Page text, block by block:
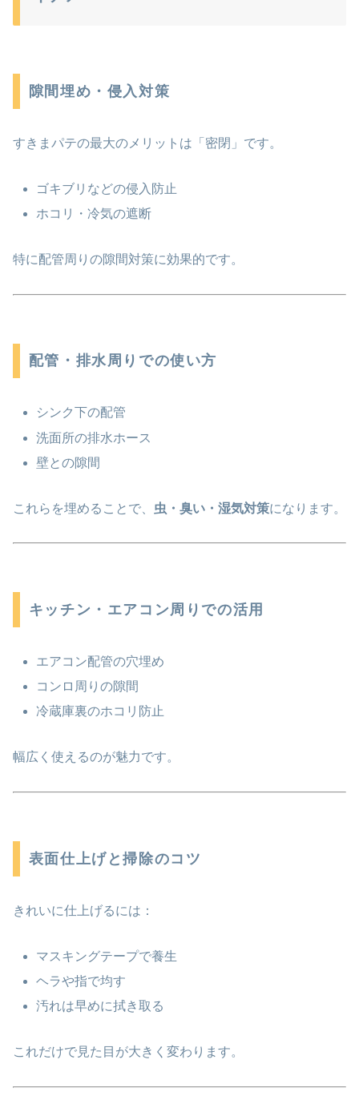
隙間埋め・侵入対策
すきまパテの最大のメリットは「密閉」です。
ゴキブリなどの侵入防止
ホコリ・冷気の遮断
特に配管周りの隙間対策に効果的です。
配管・排水周りでの使い方
シンク下の配管
洗面所の排水ホース
壁との隙間
これらを埋めることで、 虫・臭い・湿気対策になります。
キッチン・エアコン周りでの活用
エアコン配管の穴埋め
コンロ周りの隙間
冷蔵庫裏のホコリ防止
幅広く使えるのが魅力です。
表面仕上げと掃除のコツ
きれいに仕上げるには：
マスキングテープで養生
ヘラや指で均す
汚れは早めに拭き取る
これだけで見た目が大きく変わります。